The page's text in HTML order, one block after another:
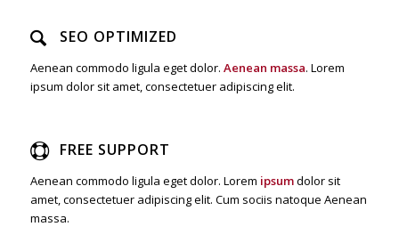
SEO OPTIMIZED
Aenean commodo ligula eget dolor. Aenean massa. Lorem
ipsum dolor sit amet, consectetuer adipiscing elit.
FREE SUPPORT
Aenean commodo ligula eget dolor. Lorem ipsumdolor sit
amet, consectetuer adipiscing elit. Cum sociis natoque Aenean
massa.